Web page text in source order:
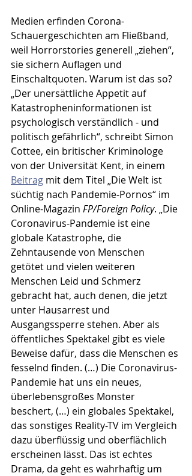
Medien erfinden Corona-
Schauergeschichten am Fließband,
weil Horrorstories generell „ziehen“,
sie sichern Auflagen und
Einschaltquoten. Warum ist das so?
„Der unersättliche Appetit auf
Katastropheninformationen ist
psychologisch verständlich - und
politisch gefährlich“, schreibt Simon
Cottee, ein britischer Kriminologe
von der Universität Kent, in einem
Beitrag mit dem Titel „Die Welt ist
süchtig nach Pandemie-Pornos“ im
Online-Magazin FP/Foreign Policy. „Die
Coronavirus-Pandemie ist eine
globale Katastrophe, die
Zehntausende von Menschen
getötet und vielen weiteren
Menschen Leid und Schmerz
gebracht hat, auch denen, die jetzt
unter Hausarrest und
Ausgangssperre stehen. Aber als
öffentliches Spektakel gibt es viele
Beweise dafür, dass die Menschen es
fesselnd finden. (…) Die Coronavirus-
Pandemie hat uns ein neues,
überlebensgroßes Monster
beschert, (…) ein globales Spektakel,
das sonstiges Reality-TV im Vergleich
dazu überflüssig und oberflächlich
erscheinen lässt. Das ist echtes
Drama, da geht es wahrhaftig um